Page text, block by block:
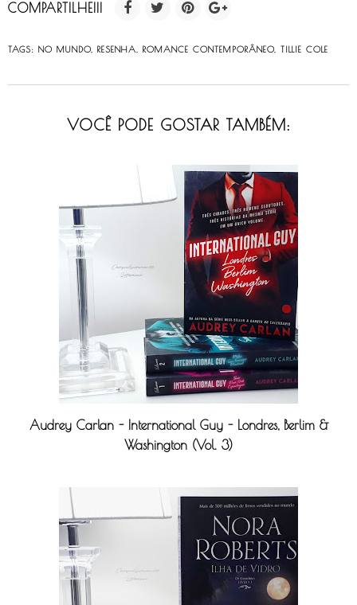
COMPARTILHE!!!
TAGS: NO MUNDO RESENHA ROMANCE CONTEMPORÂNEO TILLIE COLE
VOCÊ PODE GOSTAR TAMBÉM:
Audrey Carlan - International Guy - Londres, Berlim &
Washington (Vol. 3)